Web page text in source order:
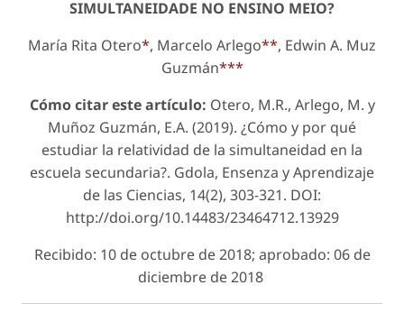
SIMULTANEIDADE NO ENSINO MEIO?
María Rita Otero*, Marcelo Arlego**, Edwin A. Muz
Guzmán***
Cómo citar este artículo: Otero, M.R., Arlego, M. y
Muñoz Guzmán, E.A. (2019). ¿Cómo y por qué
estudiar la relativi­dad de la simultaneidad en la
escuela secundaria?. Gdola, Ensenza y Aprendizaje
de las Ciencias, 14(2), 303-321. DOI:
http://doi.org/10.14483/23464712.13929
Recibido: 10 de octubre de 2018; aprobado: 06 de
diciembre de 2018